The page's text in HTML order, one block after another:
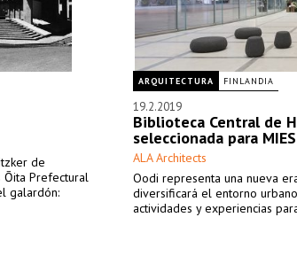
de
Ōita Prefectural
galardón:
ARQUITECTURA FINLANDIA
19.2.2019
Biblioteca Central de
seleccionada para
ALA Architects
Oodi representa una nueva
diversificará el entorno
actividades y experiencias